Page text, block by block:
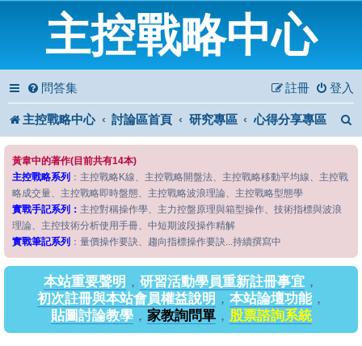
主控戰略中心
問答集 登入
註冊
主控戰略中心 討論區首頁 研究專區 心得分享專區
黃韋中的著作(目前共有14本)
主控戰略系列 ：主控戰略K線、主控戰略開盤法、主控戰略移動平均線、主控戰
略成交量、主控戰略即時盤態、主控戰略波浪理論、主控戰略型態學
實戰手記系列： 主控對稱操作學、主力控盤原理與箱型操作、技術指標與波浪
理論、主控技術分析使用手冊、中短期波段操作精解
實戰筆記系列 ：量價操作要訣、趨向指標操作要訣...持續撰寫中
本站重要聲明 ， 研習活動學員重新註冊事宜 ，
初次註冊與本站會員權益說明 ， 本站論壇功能，
貼圖討論教學， 家教詢問單， 股票諮詢系統